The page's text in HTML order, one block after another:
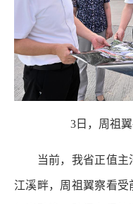
3日，周祖
当前，我省正值主
江溪畔，周祖翼察看